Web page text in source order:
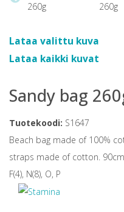
Lataa valittu kuva
Lataa kaikki kuvat
Sandy bag
Tuotekoodi: S1647
Beach bag made of 100%
straps made of cotton.
F(4), N(8), O, P